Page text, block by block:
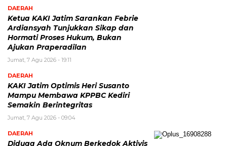
DAERAH
Ketua KAKI Jatim Sarankan Febrie
Ardiansyah Tunjukkan Sikap dan
Hormati Proses Hukum, Bukan
Ajukan Praperadilan
Jumat, 7 Agu 2026 - 19:11
DAERAH
KAKI Jatim Optimis Heri Susanto
Mampu Membawa KPPBC Kediri
Semakin Berintegritas
Jumat, 7 Agu 2026 - 09:04
DAERAH
Diduga Ada Oknum Berkedok Aktivis